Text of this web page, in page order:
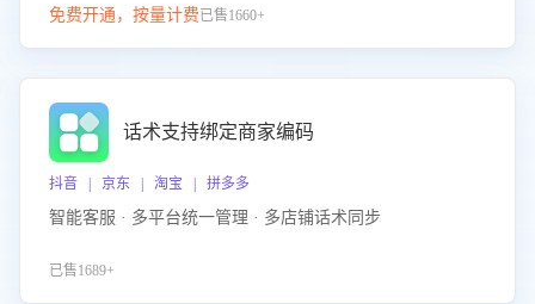
免费开通，按量计费已售1660+
话术支持绑定商家编码
抖音 | 京东 | 淘宝 | 拼多多
智能客服 · 多平台统一管理 · 多店铺话术同步
已售1689+